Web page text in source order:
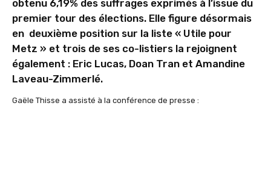
obtenu 6,19% des suffrages exprimés à l’issue du
premier tour des élections. Elle figure désormais
en deuxième position sur la liste « Utile pour
Metz » et trois de ses co-listiers la rejoignent
également : Eric Lucas, Doan Tran et Amandine
Laveau-Zimmerlé.
Gaële Thisse a assisté à la conférence de presse :